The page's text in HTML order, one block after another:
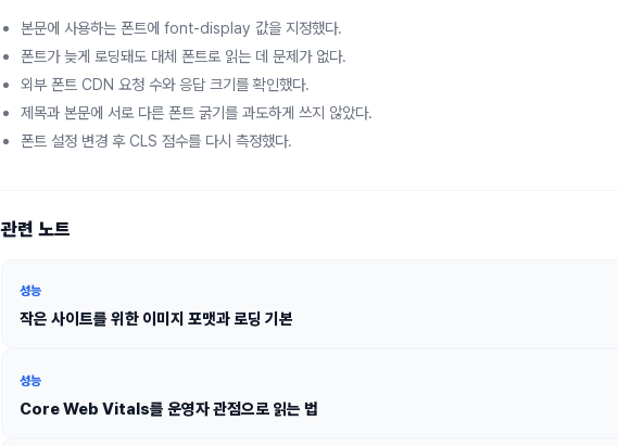
본문에 사용하는 폰트에 font-display 값을 지정했다.
폰트가 늦게 로딩돼도 대체 폰트로 읽는 데 문제가 없다.
외부 폰트 CDN 요청 수와 응답 크기를 확인했다.
제목과 본문에 서로 다른 폰트 굵기를 과도하게 쓰지 않았다.
폰트 설정 변경 후 CLS 점수를 다시 측정했다.
관련 노트
성능
작은 사이트를 위한 이미지 포맷과 로딩 기본
성능
Core Web Vitals를 운영자 관점으로 읽는 법